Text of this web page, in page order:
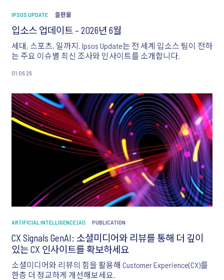
IPSOS UPDATE 출판물
입소스 업데이트 – 2026년 6월
세대, 스포츠, 일까지. Ipsos Update는 전 세계 입소스 팀이 전하
는 주요 이슈별 최신 조사와 인사이트를 소개합니다.
01.06.26
ARTIFICIAL INTELLIGENCE (AI) PUBLICATION
CX Signals GenAI: 소셜미디어와 리뷰를 통해 더 깊이
있는 CX 인사이트를 확보하세요
소셜미디어와 리뷰의 힘을 활용해 Customer Experience(CX)를
한층 더 정교하게 개선해보세요.